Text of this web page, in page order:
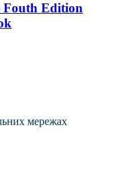
Fouth Edition
мережах